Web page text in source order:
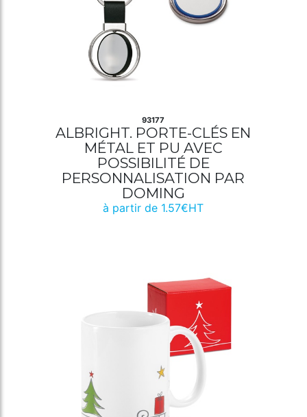
93177
ALBRIGHT. PORTE-CLÉS EN
MÉTAL ET PU AVEC
POSSIBILITÉ DE
PERSONNALISATION PAR
DOMING
à partir de 1.57€HT